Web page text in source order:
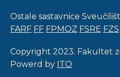
Ostale sastavnice
FARF FF FPMOZ FSRE FZS
Copyright 2023. Fakultet
Powerd by ITO